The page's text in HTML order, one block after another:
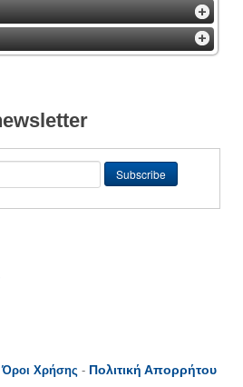
Όροι Χρήσης - Πολιτική Απορρήτου